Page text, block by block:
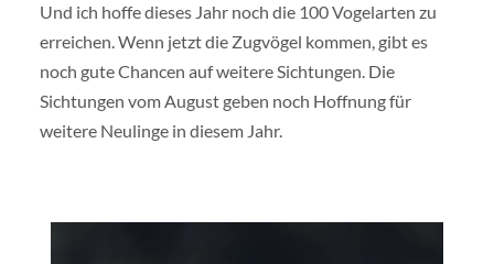
Und ich hoffe dieses Jahr noch die 100 Vogelarten zu
erreichen. Wenn jetzt die Zugvögel kommen, gibt es
noch gute Chancen auf weitere Sichtungen. Die
Sichtungen vom August geben noch Hoffnung für
weitere Neulinge in diesem Jahr.